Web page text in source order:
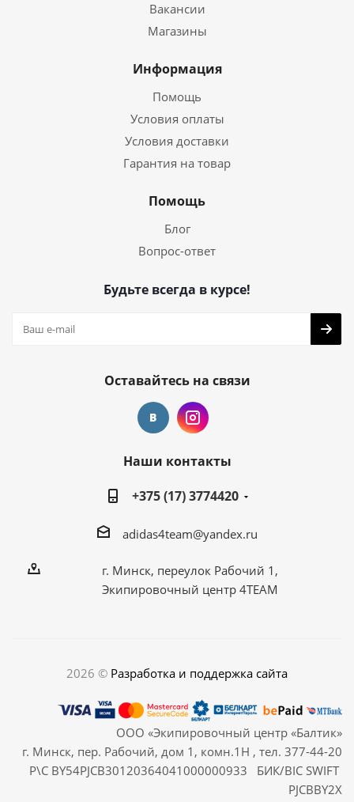
Вакансии
Магазины
Информация
Помощь
Условия оплаты
Условия доставки
Гарантия на товар
Помощь
Блог
Вопрос-ответ
Будьте всегда в курсе!
Оставайтесь на связи
Наши контакты
+375 (17) 3774420
adidas4team@yandex.ru
г. Минск, переулок Рабочий 1,
Экипировочный центр 4TEAM
2026 © Разработка и поддержка сайта
ООО «Экипировочный центр «Балтик»
г. Минск, пер. Рабочий, дом 1, комн.1Н , тел. 377-44-20
Р\С BY54PJCB30120364041000000933 БИК/BIC SWIFT
PJCBBY2X